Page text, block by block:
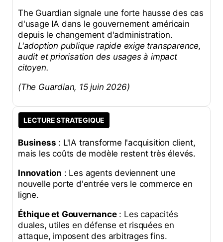
The Guardian signale une forte hausse des cas
d'usage IA dans le gouvernement américain
depuis le changement d'administration.
L'adoption publique rapide exige transparence,
audit et priorisation des usages à impact
citoyen.
(The Guardian, 15 juin 2026)
LECTURE STRATEGIQUE
Business : L'IA transforme l'acquisition client,
mais les coûts de modèle restent très élevés.
Innovation : Les agents deviennent une
nouvelle porte d'entrée vers le commerce en
ligne.
Éthique et Gouvernance: Les capacités
duales, utiles en défense et risquées en
attaque, imposent des arbitrages fins.